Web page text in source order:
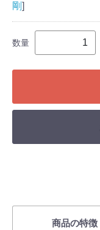
剛]
数量
商品の特徴